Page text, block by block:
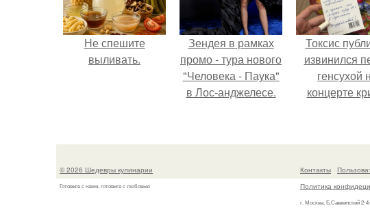
Не спешите
выливать.
Зендея в рамках
промо - тура нового
"Человека - Паука"
в Лос-анджелесе.
Токсис
извинился
генсухой
концерте
© 2026 Шедевры кулинарии
Готовьте с нами, готовьте с любовью
Контакты
Политика
г. Москва, Б.Саввинский 2-